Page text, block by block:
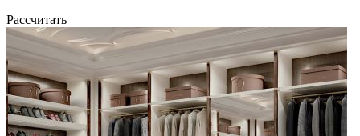
Рассчитать